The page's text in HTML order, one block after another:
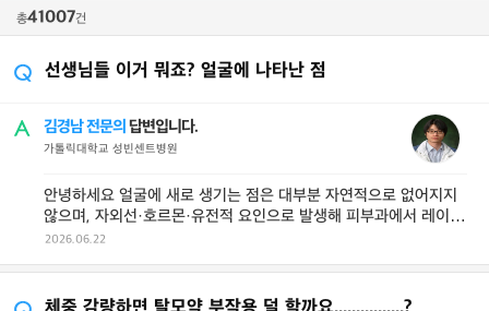
총41007건
선생님들 이거 뭐죠? 얼굴에 나타난 점
김경남 전문의 답변입니다.
가톨릭대학교 성빈센트병원
안녕하세요 얼굴에 새로 생기는 점은 대부분 자연적으로 없어지지
않으며, 자외선·호르몬·유전적 요인으로 발생해 피부과에서 레이저
나 ...
2026.06.22